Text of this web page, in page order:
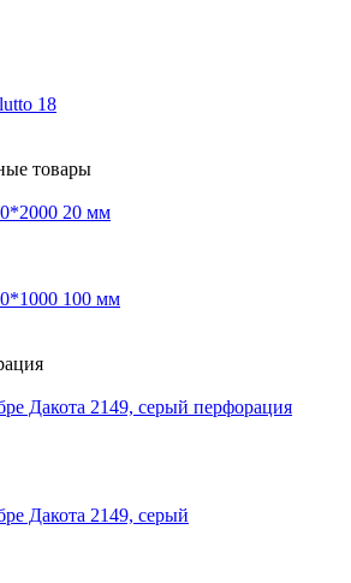
18
товары
20 мм
100 мм
Дакота 2149, серый перфорация
Дакота 2149, серый